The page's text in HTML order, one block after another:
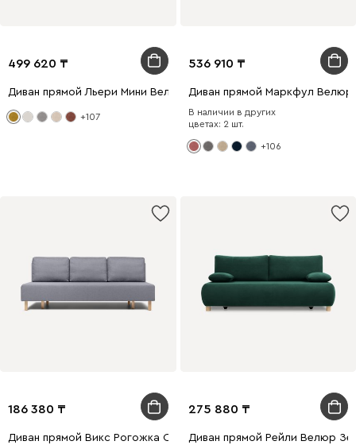
499 620
Диван прямой Льери Мини Велюр Горчичный
+107
536 910
Диван прямой Маркфул Велюр
В наличии в других
цветах: 2 шт.
+106
186 380
Диван прямой Викс Рогожка Серый
275 880
Диван прямой Рейли Велюр